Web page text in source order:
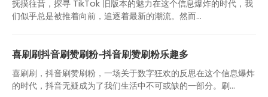
抚摸往昔，探寻 TikTok 旧版本的魅力在这个信息爆炸的时代，我
们似乎总是被推着向前，追逐着最新的潮流。然而...
喜刷刷抖音刷赞刷粉-抖音刷赞刷粉乐趣多
喜刷刷，抖音刷赞刷粉，一场关于数字狂欢的反思在这个信息爆炸
的时代，抖音无疑成为了我们生活中不可或缺的一部分。刷...